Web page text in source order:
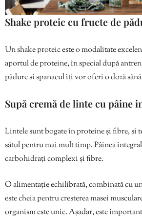
Shake proteic cu fructe de
Un shake proteic este o modalitate
aportul de proteine, în special după
pădure și spanacul îți vor oferi o doză
Supă cremă de linte cu pâine
Lintele sunt bogate în proteine și fibre, și
sătul pentru mai mult timp. Pâinea
carbohidrați complexi și fibre.
O alimentație echilibrată, combinată cu
este cheia pentru creșterea masei
organism este unic. Așadar, este